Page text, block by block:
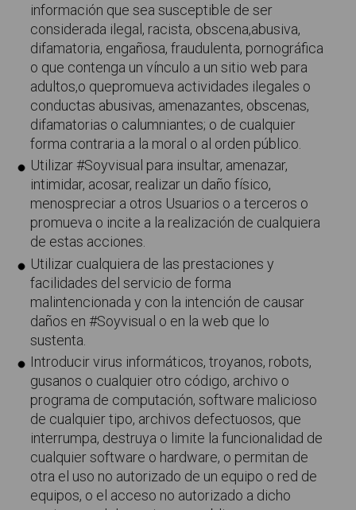
información que sea susceptible de ser
considerada ilegal, racista, obscena,abusiva,
difamatoria, engañosa, fraudulenta, pornográfica
o que contenga un vínculo a un sitio web para
adultos,o quepromueva actividades ilegales o
conductas abusivas, amenazantes, obscenas,
difamatorias o calumniantes; o de cualquier
forma contraria a la moral o al orden público.
Utilizar #Soyvisual para insultar, amenazar,
intimidar, acosar, realizar un daño físico,
menospreciar a otros Usuarios o a terceros o
promueva o incite a la realización de cualquiera
de estas acciones.
Utilizar cualquiera de las prestaciones y
facilidades del servicio de forma
malintencionada y con la intención de causar
daños en #Soyvisual o en la web que lo
sustenta.
Introducir virus informáticos, troyanos, robots,
gusanos o cualquier otro código, archivo o
programa de computación, software malicioso
de cualquier tipo, archivos defectuosos, que
interrumpa, destruya o limite la funcionalidad de
cualquier software o hardware, o permitan de
otra el uso no autorizado de un equipo o red de
equipos, o el acceso no autorizado a dicho